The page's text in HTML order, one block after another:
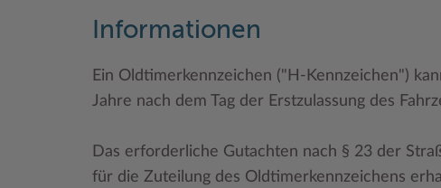
Informationen
Ein Oldtimerkennzeichen ("H-Kennzeichen")
Jahre nach dem Tag der Erstzulassung des
Das erforderliche Gutachten nach § 23 der
für die Zuteilung des Oldtimerkennzeichens